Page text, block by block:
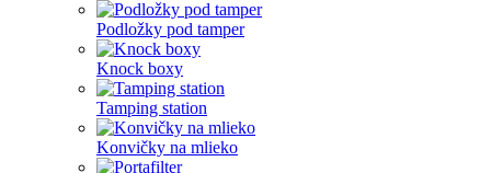
Podložky pod tamper
Knock boxy
Tamping station
Konvičky na mlieko